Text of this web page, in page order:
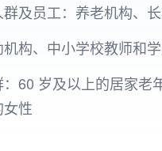
及员工：养老机构、
构、中小学校教师和
60 岁及以上的居家
性